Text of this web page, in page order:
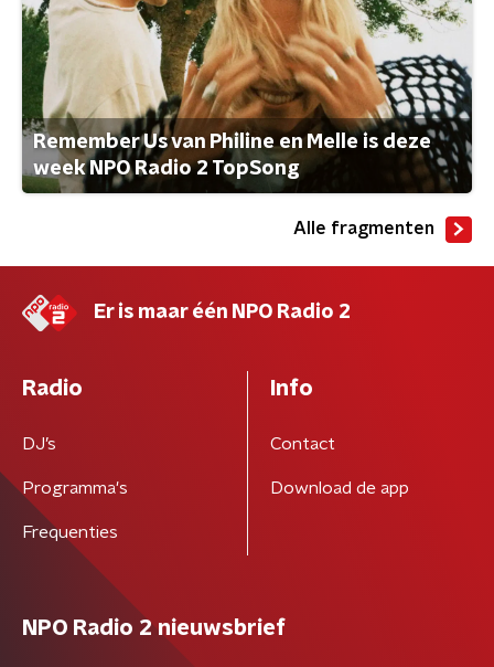
Remember Us van Philine en Melle is deze
week NPO Radio 2 TopSong
Alle fragmenten
Er is maar één NPO Radio 2
Radio
DJ’s
Programma's
Frequenties
Info
Contact
Download de app
NPO Radio 2 nieuwsbrief